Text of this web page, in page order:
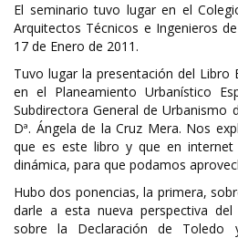
El seminario tuvo lugar en el
Arquitectos Técnicos e Ingenieros
17 de Enero de 2011.
Tuvo lugar la presentación del Libro
en el Planeamiento Urbanístico
Subdirectora General de Urbanismo
Dª. Ángela de la Cruz Mera. Nos
que es este libro y que en
dinámica, para que podamos
Hubo dos ponencias, la primera,
darle a esta nueva perspectiva
sobre la Declaración de Toledo